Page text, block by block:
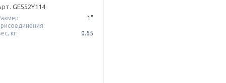
GE552Y114
1"
кг: 0.65